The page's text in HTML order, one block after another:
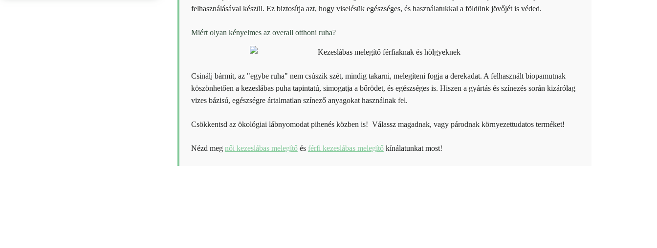
felhasználásával készül. Ez biztosítja azt, hogy viselésük egészséges, és használatukkal a földünk jövőjét is véded.
Miért olyan kényelmes az overall otthoni ruha?
Csinálj bármit, az "egybe ruha" nem csúszik szét, mindig takarni, melegíteni fogja a derekadat. A felhasznált biopamutnak
köszönhetően a kezeslábas puha tapintatú, simogatja a bőrödet, és egészséges is. Hiszen a gyártás és színezés során kizárólag
vizes bázisú, egészségre ártalmatlan színező anyagokat használnak fel.
Csökkentsd az ökológiai lábnyomodat pihenés közben is! Válassz magadnak, vagy párodnak környezettudatos terméket!
Nézd meg női kezeslábas melegítőés férfi kezeslábas melegítőkínálatunkat most!